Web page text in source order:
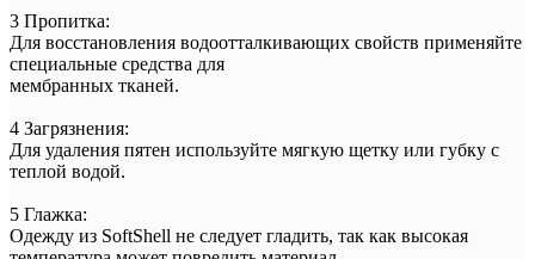
3 Пропитка:
Для восстановления водоотталкивающих свойств применяйте
специальные средства для
мембранных тканей.
4 Загрязнения:
Для удаления пятен используйте мягкую щетку или губку с
теплой водой.
5 Глажка:
Одежду из SoftShell не следует гладить, так как высокая